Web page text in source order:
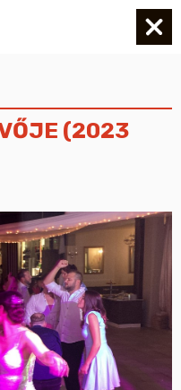
(2023